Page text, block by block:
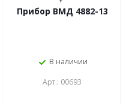
Прибор ВМД 4882-13
В наличии
Арт.: 00693